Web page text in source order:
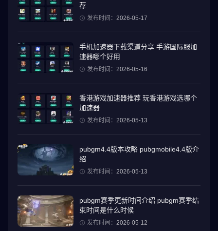
荐
发布时间： 2026-05-17
手机加速器下载渠道分享 手游国际服加
速器哪个好用
发布时间： 2026-05-16
香港游戏加速器推荐 玩香港游戏选哪个
加速器
发布时间： 2026-05-13
pubgm4.4版本攻略 pubgmobile4.4版介
绍
发布时间： 2026-05-13
pubgm赛季更新时间介绍 pubgm赛季结
束时间是什么时候
发布时间： 2026-05-12